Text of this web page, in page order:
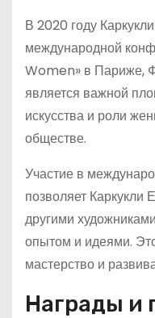
В 2020 году
международной
Women» в Париже,
является важной
искусства и роли
обществе.
Участие в
позволяет Каркукли
другими
опытом и идеями.
мастерство и
Награды и